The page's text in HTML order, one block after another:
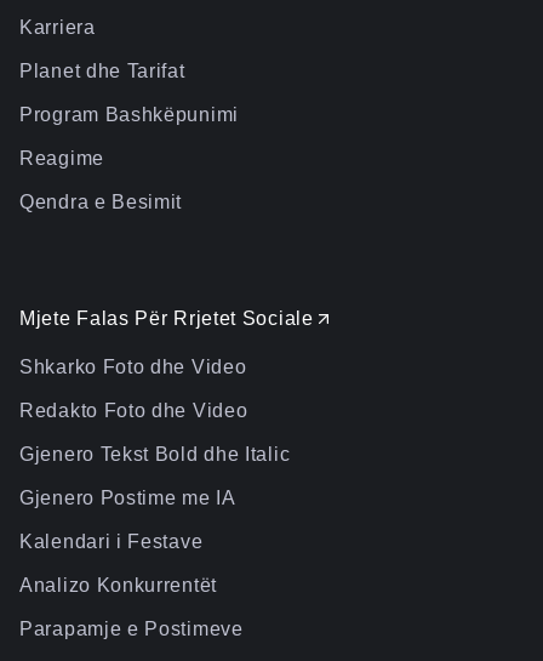
Karriera
Planet dhe Tarifat
Program Bashkëpunimi
Reagime
Qendra e Besimit
Mjete Falas Për Rrjetet Sociale
Shkarko Foto dhe Video
Redakto Foto dhe Video
Gjenero Tekst Bold dhe Italic
Gjenero Postime me IA
Kalendari i Festave
Analizo Konkurrentët
Parapamje e Postimeve